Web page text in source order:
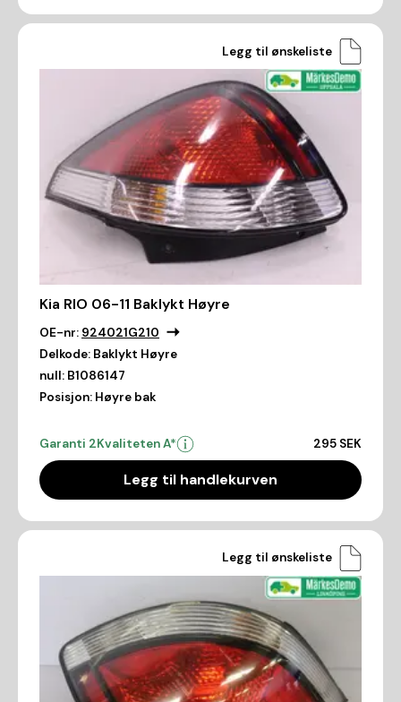
Legg til ønskeliste
Kia RIO 06-11 Baklykt Høyre
OE-nr: 924021G210
Delkode: Baklykt Høyre
null: B1086147
Posisjon: Høyre bak
Garanti 2Kvaliteten A* 295 SEK
Legg til handlekurven
Legg til ønskeliste